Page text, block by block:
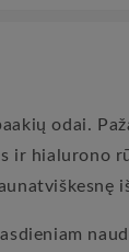
odai.
ir hialurono